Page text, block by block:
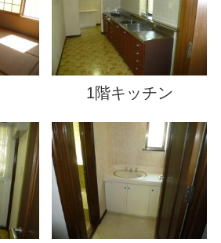
1階キッチン